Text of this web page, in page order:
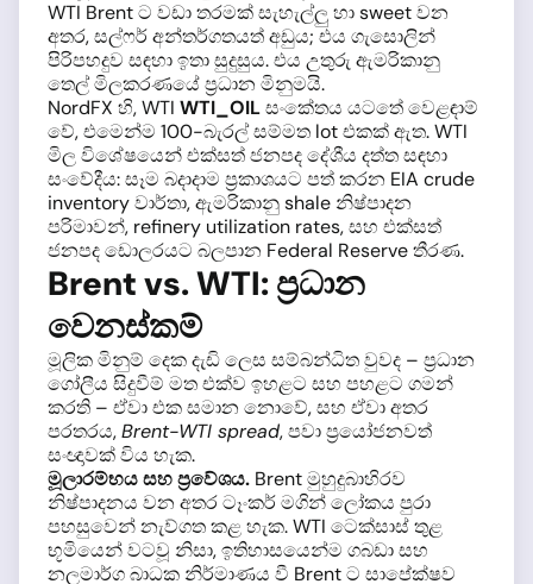
WTI Brent ට වඩා තරමක් සැහැල්ලු හා sweet වන
අතර, සල්ෆර් අන්තර්ගතයත් අඩුය; එය ගැසොලින්
පිරිපහදුව සඳහා ඉතා සුදුසුය. එය උතුරු ඇමරිකානු
තෙල් මිලකරණයේ ප්‍රධාන මිනුමයි.
NordFX හි, WTI WTI_OILසංකේතය යටතේ වෙළඳාම්
වේ, එමෙන්ම 100-බැරල් සම්මත lot එකක් ඇත. WTI
මිල විශේෂයෙන් එක්සත් ජනපද දේශීය දත්ත සඳහා
සංවේදීය: සෑම බදාදාම ප්‍රකාශයට පත් කරන EIA crude
inventory වාර්තා, ඇමරිකානු shale නිෂ්පාදන
පරිමාවන්, refinery utilization rates, සහ එක්සත්
ජනපද ඩොලරයට බලපාන Federal Reserve තීරණ.
Brent vs. WTI: ප්‍රධාන
වෙනස්කම්
මූලික මිනුම් දෙක දැඩි ලෙස සම්බන්ධිත වුවද – ප්‍රධාන
ගෝලීය සිදුවීම් මත එක්ව ඉහළට සහ පහළට ගමන්
කරති – ඒවා එක සමාන නොවේ, සහ ඒවා අතර
පරතරය,Brent-WTI spread, පවා ප්‍රයෝජනවත්
සංඥාවක් විය හැක.
මූලාරම්භය සහ ප්‍රවේශය. Brent මුහුදුබාහිරව
නිෂ්පාදනය වන අතර ටෑංකර් මගින් ලෝකය පුරා
පහසුවෙන් නැව්ගත කළ හැක. WTI ටෙක්සාස් තුළ
භූමියෙන් වටවූ නිසා, ඉතිහාසයෙන්ම ගබඩා සහ
නලමාර්ග බාධක නිර්මාණය වී Brent ට සාපේක්ෂව